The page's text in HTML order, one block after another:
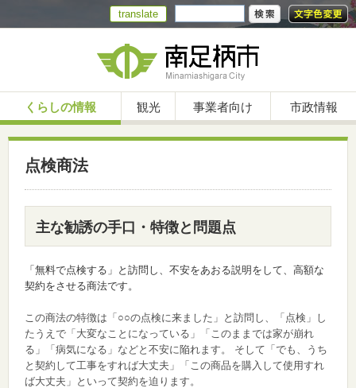
translate
くらしの情報 観光 事業者向け 市政情報
点検商法
主な勧誘の手口・特徴と問題点
「無料で点検する」と訪問し、不安をあおる説明をして、高額な
契約をさせる商法です。
この商法の特徴は「○○の点検に来ました」と訪問し、「点検」し
たうえで「大変なことになっている」「このままでは家が崩れ
る」「病気になる」などと不安に陥れます。
そして「でも、うち
と契約して工事をすれば大丈夫」「この商品を購入して使用すれ
ば大丈夫」といって契約を迫ります。